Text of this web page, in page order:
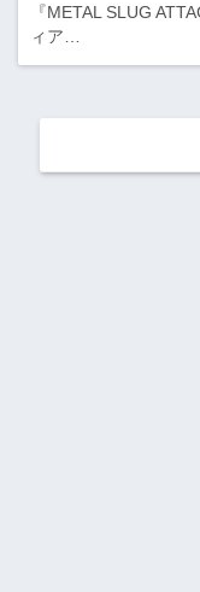
『METAL SLUG
ィア…